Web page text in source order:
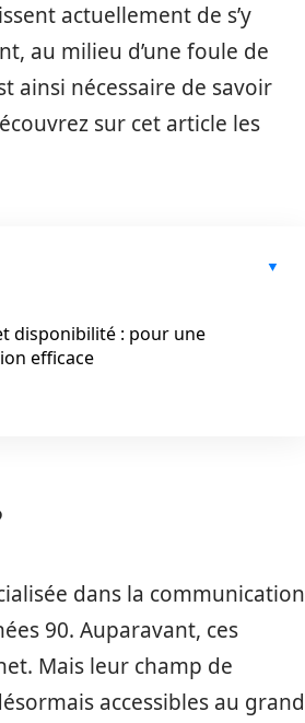
actuellement de s’y
au milieu d’une foule de
ainsi nécessaire de savoir
sur cet article les
disponibilité : pour une
efficace
dans la communication
90. Auparavant, ces
Mais leur champ de
accessibles au grand